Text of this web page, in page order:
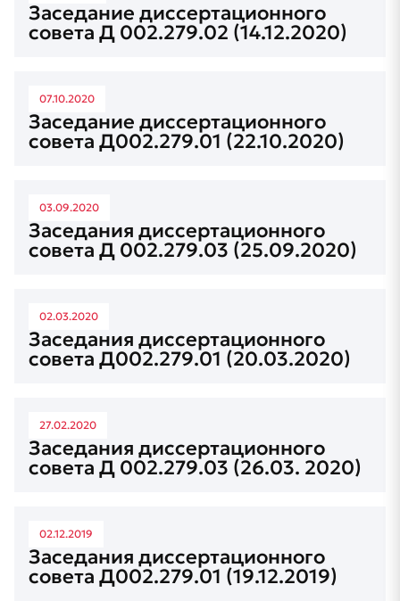
Заседание диссертационного
совета Д 002.279.02 (14.12.2020)
07.10.2020
Заседание диссертационного
совета Д002.279.01 (22.10.2020)
03.09.2020
Заседания диссертационного
совета Д 002.279.03 (25.09.2020)
02.03.2020
Заседания диссертационного
совета Д002.279.01 (20.03.2020)
27.02.2020
Заседания диссертационного
совета Д 002.279.03 (26.03. 2020)
02.12.2019
Заседания диссертационного
совета Д002.279.01 (19.12.2019)